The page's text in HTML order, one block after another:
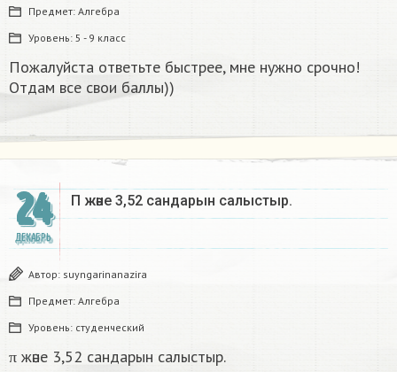
Предмет: Алгебра
Уровень: 5 - 9 класс
Пожалуйста ответьте быстрее, мне нужно срочно!
Отдам все свои баллы))
24
ДЕКАБРЬ
Π және 3,52 сандарын салыстыр. ​
Автор: suyngarinanazira
Предмет: Алгебра
Уровень: студенческий
π және 3,52 сандарын салыстыр.